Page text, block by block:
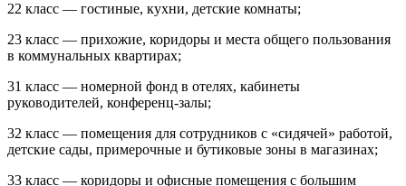
22 класс — гостиные, кухни, детские комнаты;
23 класс — прихожие, коридоры и места общего пользования
в коммунальных квартирах;
31 класс — номерной фонд в отелях, кабинеты
руководителей, конференц-залы;
32 класс — помещения для сотрудников с «сидячей» работой,
детские сады, примерочные и бутиковые зоны в магазинах;
33 класс — коридоры и офисные помещения с большим